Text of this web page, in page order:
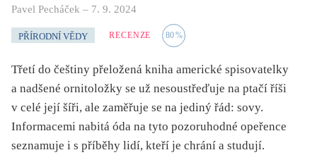
Pavel Pecháček – 7. 9. 2024
PŘÍRODNÍ VĚDY RECENZE 80%
Třetí do češtiny přeložená kniha americké spisovatelky
a nadšené ornitoložky se už nesoustřeďuje na ptačí říši
v celé její šíři, ale zaměřuje se na jediný řád: sovy.
Informacemi nabitá óda na tyto pozoruhodné opeřence
seznamuje i s příběhy lidí, kteří je chrání a studují.